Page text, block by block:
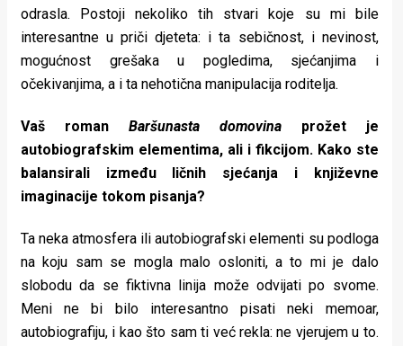
odrasla. Postoji nekoliko tih stvari koje su mi bile
interesantne u priči djeteta: i ta sebičnost, i nevinost,
mogućnost grešaka u pogledima, sjećanjima i
očekivanjima, a i ta nehotična manipulacija roditelja.
Vaš roman Baršunasta domovinaprožet je
autobiografskim elementima, ali i fikcijom. Kako ste
balansirali između ličnih sjećanja i književne
imaginacije tokom pisanja?
Ta neka atmosfera ili autobiografski elementi su podloga
na koju sam se mogla malo osloniti, a to mi je dalo
slobodu da se fiktivna linija može odvijati po svome.
Meni ne bi bilo interesantno pisati neki memoar,
autobiografiju, i kao što sam ti već rekla: ne vjerujem u to.